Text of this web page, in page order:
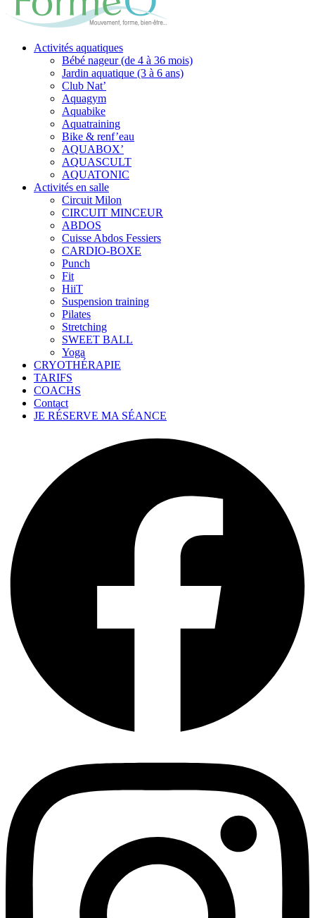
Activités aquatiques
Bébé nageur (de 4 à 36 mois)
Jardin aquatique (3 à 6 ans)
Club Nat’
Aquagym
Aquabike
Aquatraining
Bike & renf’eau
AQUABOX’
AQUASCULT
AQUATONIC
Activités en salle
Circuit Milon
CIRCUIT MINCEUR
ABDOS
Cuisse Abdos Fessiers
CARDIO-BOXE
Punch
Fit
HiiT
Suspension training
Pilates
Stretching
SWEET BALL
Yoga
CRYOTHÉRAPIE
TARIFS
COACHS
Contact
JE RÉSERVE MA SÉANCE